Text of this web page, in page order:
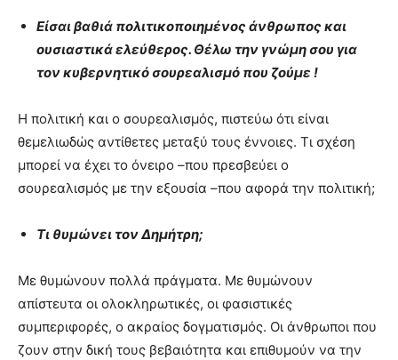
Είσαι βαθιά πολιτικοποιημένος άνθρωπος και
ουσιαστικά ελεύθερος. Θέλω την γνώμη σου για
τον κυβερνητικό σουρεαλισμό που ζούμε !
Η πολιτική και ο σουρεαλισμός, πιστεύω ότι είναι
θεμελιωδώς αντίθετες μεταξύ τους έννοιες. Τι σχέση
μπορεί να έχει το όνειρο –που πρεσβεύει ο
σουρεαλισμός με την εξουσία –που αφορά την πολιτική;
Τι θυμώνει τον Δημήτρη;
Με θυμώνουν πολλά πράγματα. Με θυμώνουν
απίστευτα οι ολοκληρωτικές, οι φασιστικές
συμπεριφορές, ο ακραίος δογματισμός. Οι άνθρωποι που
ζουν στην δική τους βεβαιότητα και επιθυμούν να την